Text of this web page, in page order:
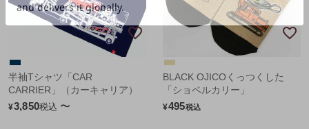
半袖Tシャツ「CAR
CARRIER」（カーキャリア）
¥3,850税込 〜
BLACK OJICOくっつくした
「ショベルカリー」
¥495税込